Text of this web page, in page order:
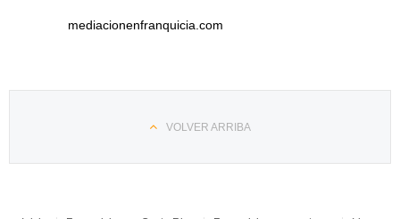
mediacionenfranquicia.com
VOLVER ARRIBA